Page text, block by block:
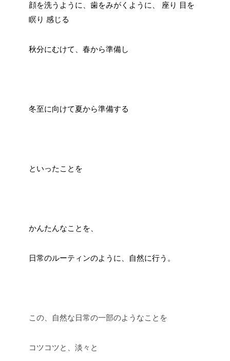
顔を洗うように、歯をみがくように、 座り
目を
瞑り 感じる
秋分にむけて、春から準備し
冬至に向けて夏から準備する
といったことを
かんたんなことを、
日常のルーティンのように、自然に行う。
この、自然な日常の一部のようなことを
コツコツと、淡々と